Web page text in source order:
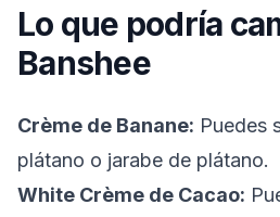
Lo que podría
Banshee
Crème de Banane: Puedes
plátano o jarabe de plátano.
White Crème de Cacao: